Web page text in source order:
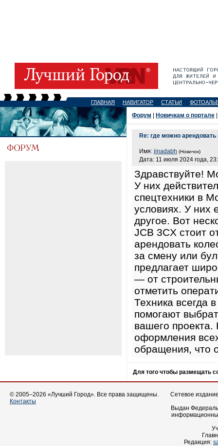
ГЛАВНАЯ НАВИГАТОР СТАТЬИ
Форум Новичкам о портале
Re: где можно арендовать
Имя: jinadabh (Новичок)
Дата: 11 июля 2024 года,
Здравствуйте!
У них
спецтехники в
условиях. У них
другое. Вот
JCB 3CX стоит
арендовать
за смену или
предлагает
— от
отметить
Техника всегда
помогают
вашего проекта.
оформления
обращения, что
Для того чтобы размещать
© 2005–2026 «Лучший Город». Все права защищены.
Контакты
Сетевое
Выдан
Редакция: